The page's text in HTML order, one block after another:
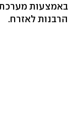
באמצעות
הרבנות לאזרח.